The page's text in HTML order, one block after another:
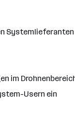
Systemlieferanten
im
Usern ein